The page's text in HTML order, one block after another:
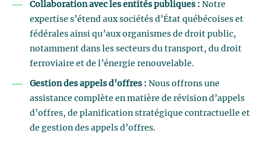
Collaboration avec les entités publiques : Notre
expertise s’étend aux sociétés d’État québécoises et
fédérales ainsi qu’aux organismes de droit public,
notamment dans les secteurs du transport, du droit
ferroviaire et de l’énergie renouvelable.
Gestion des appels d’offres : Nous offrons une
assistance complète en matière de révision d’appels
d’offres, de planification stratégique contractuelle et
de gestion des appels d’offres.